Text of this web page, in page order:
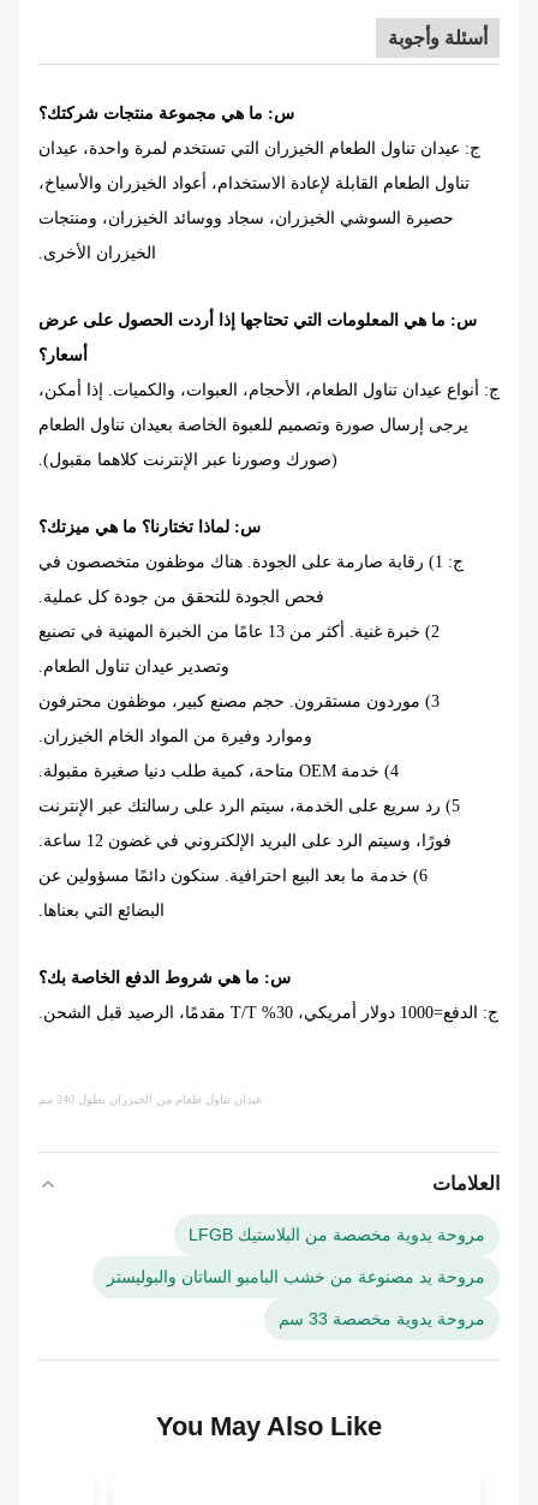
أسئلة وأجوبة
س: ما هي مجموعة منتجات شركتك؟
ج: عيدان تناول الطعام الخيزران التي تستخدم لمرة واحدة، عيدان
تناول الطعام القابلة لإعادة الاستخدام، أعواد الخيزران والأسياخ،
حصيرة السوشي الخيزران، سجاد ووسائد الخيزران، ومنتجات
الخيزران الأخرى.
س: ما هي المعلومات التي تحتاجها إذا أردت الحصول على عرض
أسعار؟
ج: أنواع عيدان تناول الطعام، الأحجام، العبوات، والكميات. إذا أمكن،
يرجى إرسال صورة وتصميم للعبوة الخاصة بعيدان تناول الطعام
(صورك وصورنا عبر الإنترنت كلاهما مقبول).
س: لماذا تختارنا؟ ما هي ميزتك؟
ج: 1) رقابة صارمة على الجودة. هناك موظفون متخصصون في
فحص الجودة للتحقق من جودة كل عملية.
2) خبرة غنية. أكثر من 13 عامًا من الخبرة المهنية في تصنيع
وتصدير عيدان تناول الطعام.
3) موردون مستقرون. حجم مصنع كبير، موظفون محترفون
وموارد وفيرة من المواد الخام الخيزران.
5) رد سريع على الخدمة، سيتم الرد على رسالتك عبر الإنترنت
فورًا، وسيتم الرد على البريد الإلكتروني في غضون 12 ساعة.
6) خدمة ما بعد البيع احترافية. سنكون دائمًا مسؤولين عن
البضائع التي بعناها.
س: ما هي شروط الدفع الخاصة بك؟
ج: الدفع=1000 دولار أمريكي، 30% T/T مقدمًا، الرصيد قبل الشحن.
عيدان تناول طعام من الخيزران بطول 240 مم
العلامات
مروحة يدوية مخصصة من البلاستيك LFGB
مروحة يد مصنوعة من خشب البامبو الساتان والبوليستر
مروحة يدوية مخصصة 33 سم
You May Also Like